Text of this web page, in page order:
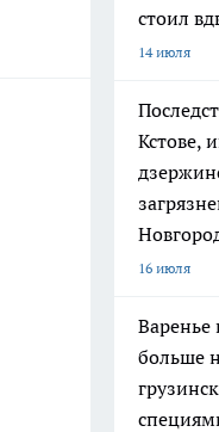
стоил
14 июля
Кстове,
16 июля
больше